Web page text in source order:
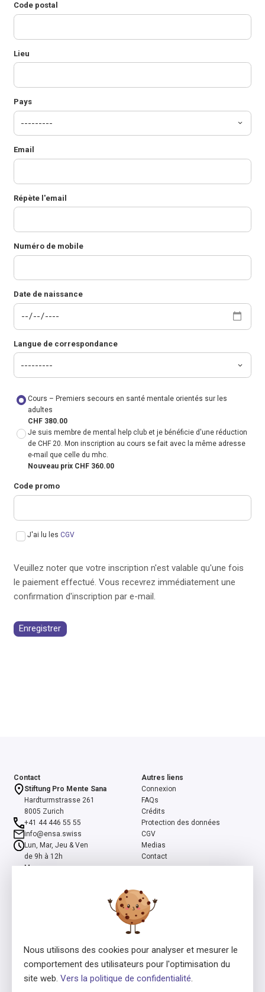
Code postal
Lieu
Pays
Email
Répète l'email
Numéro de mobile
Date de naissance
Langue de correspondance
Cours – Premiers secours en santé mentale orientés sur les
adultes
CHF 380.00
Je suis membre de mental help club et je bénéficie d'une réduction
de CHF 20. Mon inscription au cours se fait avec la même adresse
e-mail que celle du mhc.
Nouveau prix CHF 360.00
Code promo
J'ai lu les CGV
Veuillez noter que votre inscription n'est valable qu'une fois
le paiement effectué. Vous recevrez immédiatement une
confirmation d'inscription par e-mail.
Enregistrer
Contact
Stiftung Pro Mente Sana
Hardturmstrasse 261
8005 Zurich
+41 44 446 55 55
info@ensa.swiss
Lun, Mar, Jeu & Ven
de 9h à 12h
Mer
Autres liens
Connexion
FAQs
Crédits
Protection des données
CGV
Medias
Contact
ensa est un programme co-initié par la Fondation suisse Pro Mente
et Ernst Göhner.
Nous utilisons des cookies pour analyser et mesurer le
comportement des utilisateurs pour l'optimisation du
site web. Vers la politique de confidentialité